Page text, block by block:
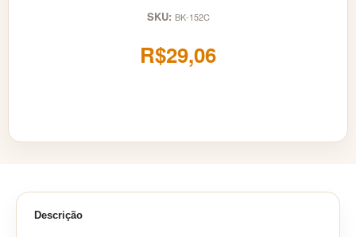
SKU: BK-152C
R$29,06
Descrição